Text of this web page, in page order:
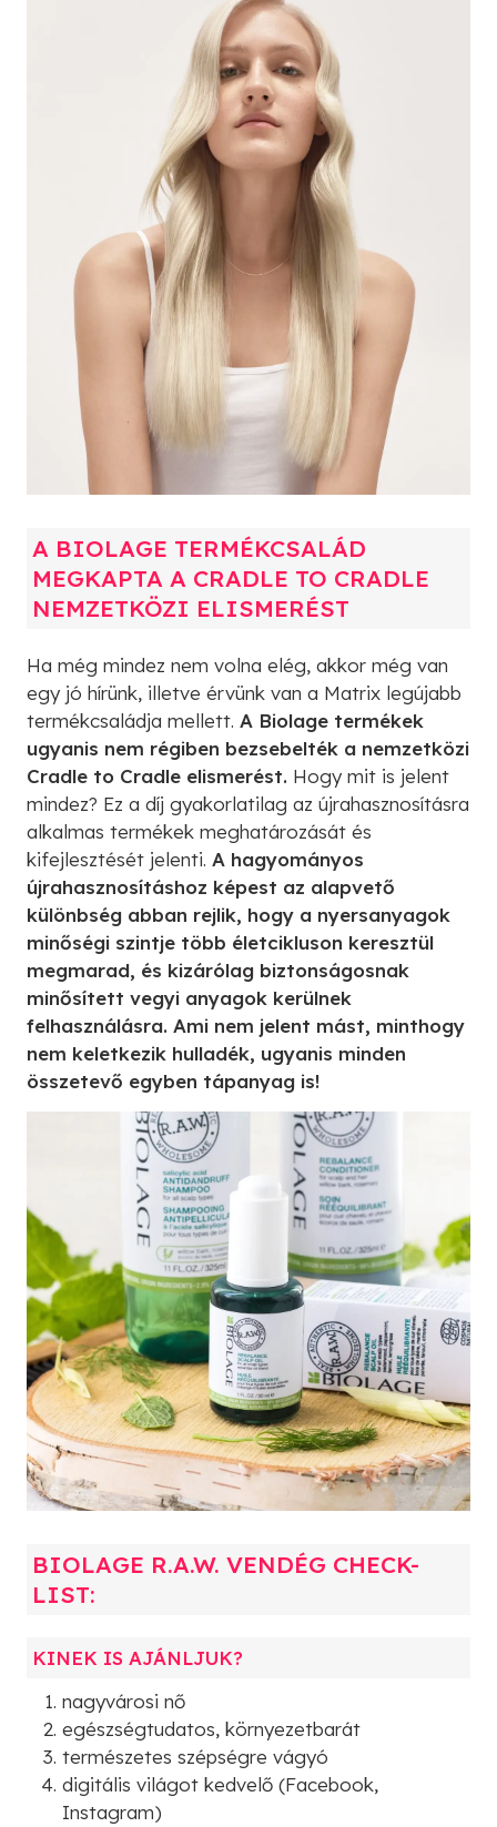
A BIOLAGE TERMÉKCSALÁD
MEGKAPTA A CRADLE TO CRADLE
NEMZETKÖZI ELISMERÉST
Ha még mindez nem volna elég, akkor még van
egy jó hírünk, illetve érvünk van a Matrix legújabb
termékcsaládja mellett. A Biolage termékek
ugyanis nem régiben bezsebelték a nemzetközi
Cradle to Cradle elismerést. Hogy mit is jelent
mindez? Ez a díj gyakorlatilag az újrahasznosításra
alkalmas termékek meghatározását és
kifejlesztését jelenti. A hagyományos
újrahasznosításhoz képest az alapvető
különbség abban rejlik, hogy a nyersanyagok
minőségi szintje több életcikluson keresztül
megmarad, és kizárólag biztonságosnak
minősített vegyi anyagok kerülnek
felhasználásra. Ami nem jelent mást, minthogy
nem keletkezik hulladék, ugyanis minden
összetevő egyben tápanyag is!
BIOLAGE R.A.W. VENDÉG CHECK-
LIST:
KINEK IS AJÁNLJUK?
nagyvárosi nő
egészségtudatos, környezetbarát
természetes szépségre vágyó
digitális világot kedvelő (Facebook,
Instagram)